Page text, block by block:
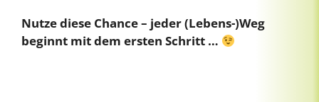
Nutze diese Chance – jeder (Lebens-)Weg
beginnt mit dem ersten Schritt …